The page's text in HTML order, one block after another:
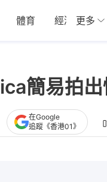
體育 經濟 01
更多
簡易拍
在Google
追蹤《香港01》